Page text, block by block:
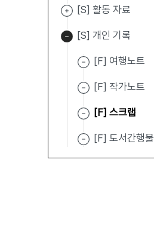
[S] 활동 자료
[S] 개인 기록
[F] 여행노트
[F] 작가노트
[F] 스크랩
[F] 도서간행물